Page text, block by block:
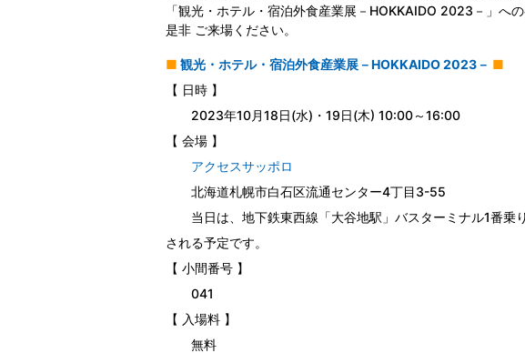
「観光・ホテル・宿泊外食産業展－HOKKAIDO 2023－」へ
是非 ご来場ください。
■ 観光・ホテル・宿泊外食産業展－HOKKAIDO 2023－ ■
【 日時 】
2023年10月18日(水)・19日(木) 10:00～16:00
【 会場 】
アクセスサッポロ
北海道札幌市白石区流通センター4丁目3-55
当日は、地下鉄東西線「大谷地駅」バスターミナル1番乗
される予定です。
【 小間番号 】
041
【 入場料 】
無料